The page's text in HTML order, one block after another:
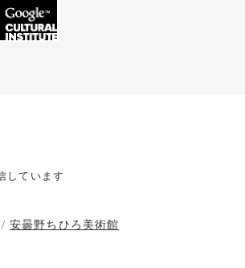
しています
安曇野ちひろ美術館